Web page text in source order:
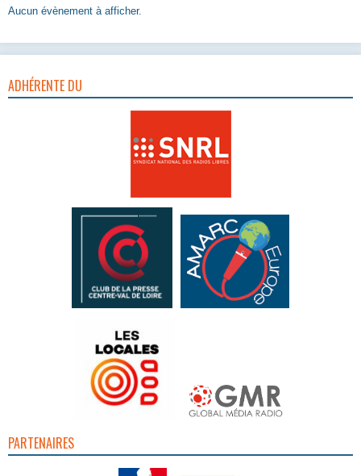
Aucun évènement à afficher.
ADHÉRENTE DU
PARTENAIRES